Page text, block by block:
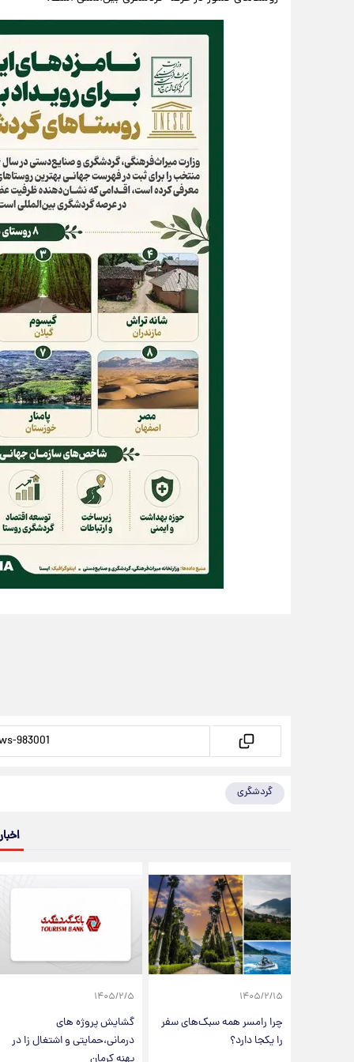
گردشگری
۱۴۰۵/۲/۱۵
چرا رامسر همه سبک‌های سفر
را یکجا دارد؟
۱۴۰۵/۲/۵
گشایش پروژه های
درمانی،حمایتی و اشتغال زا در